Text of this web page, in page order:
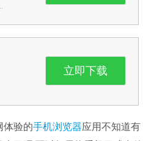
立即下载
体验的手机浏览器应用不知道有